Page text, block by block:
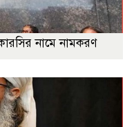
নামে নামকরণ